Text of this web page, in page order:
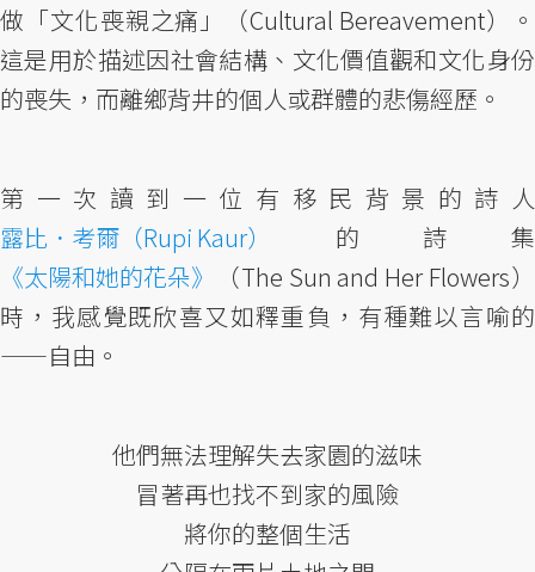
做「文化喪親之痛」（Cultural Bereavement）。
這是用於描述因社會結構、文化價值觀和文化身份
的喪失，而離鄉背井的個人或群體的悲傷經歷。
第一次讀到一位有移民背景的詩人
露比．考爾（Rupi Kaur）
的詩集
《太陽和她的花朵》
（The Sun and Her Flowers）
時，我感覺既欣喜又如釋重負，有種難以言喻的
——自由。
他們無法理解失去家園的滋味
冒著再也找不到家的風險
將你的整個生活